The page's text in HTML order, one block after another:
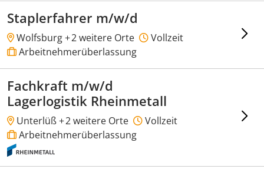
Staplerfahrer m/w/d
Wolfsburg +2 weitere Orte
Vollzeit
Arbeitnehmerüberlassung
Fachkraft m/w/d
Lagerlogistik Rheinmetall
Unterlüß +2 weitere Orte
Vollzeit
Arbeitnehmerüberlassung